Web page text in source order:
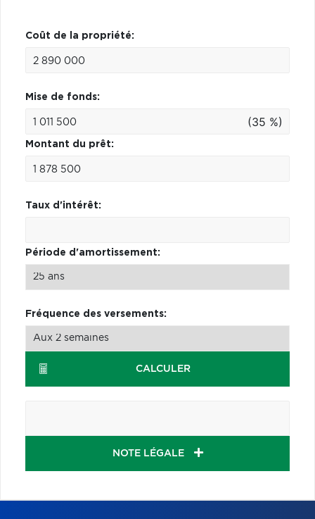
Coût de la propriété:
Mise de fonds:
(35 %)
Montant du prêt:
Taux d'intérêt:
Période d'amortissement:
Fréquence des versements:
CALCULER
NOTE LÉGALE